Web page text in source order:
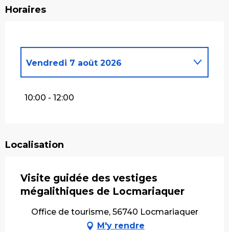
Horaires
Du9 juillet 2026
Vendredi 31 juillet 2026
Vendredi 7 août 2026
Vendredi 14 août 2026
10:00 - 12:00
Localisation
Visite guidée des vestiges
mégalithiques de Locmariaquer
Office de tourisme, 56740 Locmariaquer
M'y rendre